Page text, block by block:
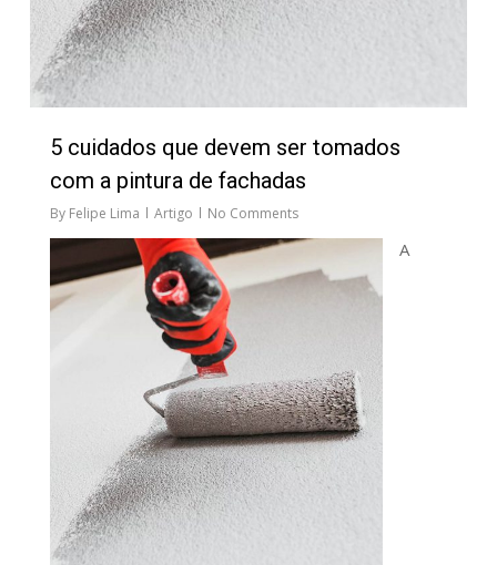
5 cuidados que devem ser tomados
com a pintura de fachadas
By Felipe Lima Artigo No Comments
A